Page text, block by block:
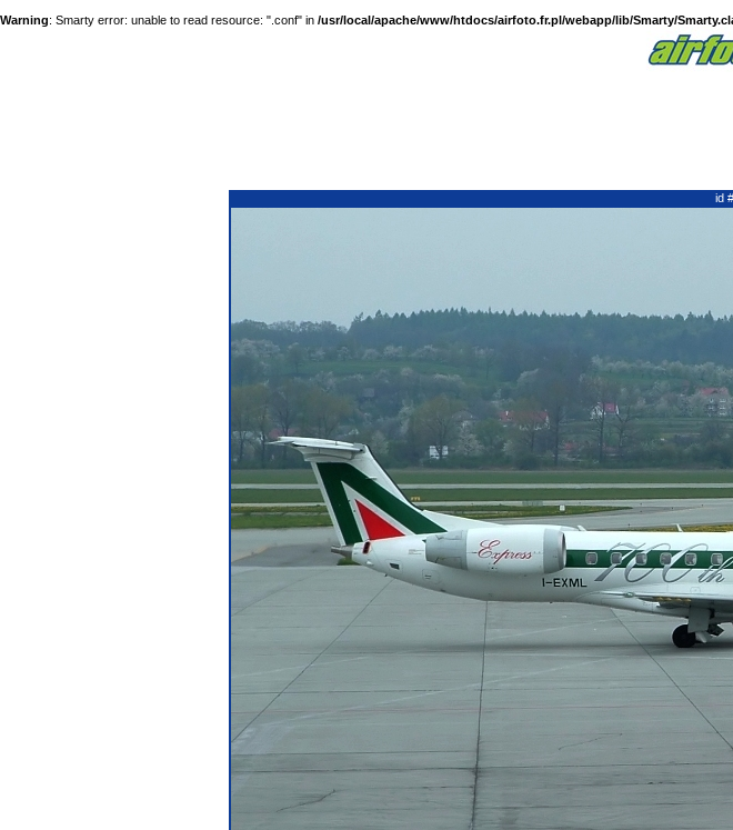
Warning: Smarty error: unable to read resource: ".conf" in /usr/local/apache/www/htdocs/airfoto.fr.pl/webapp/lib/Smarty/
id